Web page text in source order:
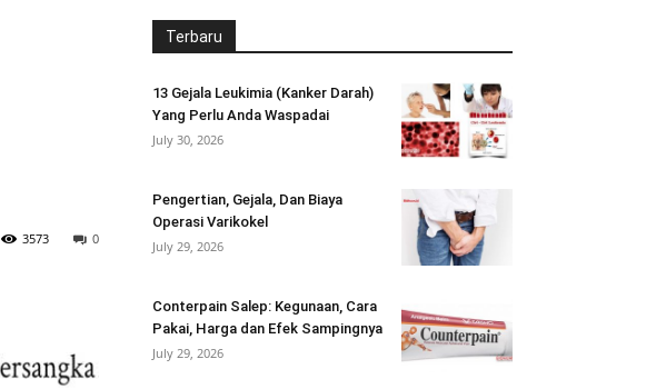
0
3573
Terbaru
13 Gejala Leukimia (Kanker Darah)
Yang Perlu Anda Waspadai
July 30, 2026
Pengertian, Gejala, Dan Biaya
Operasi Varikokel
July 29, 2026
Conterpain Salep: Kegunaan, Cara
Pakai, Harga dan Efek Sampingnya
July 29, 2026